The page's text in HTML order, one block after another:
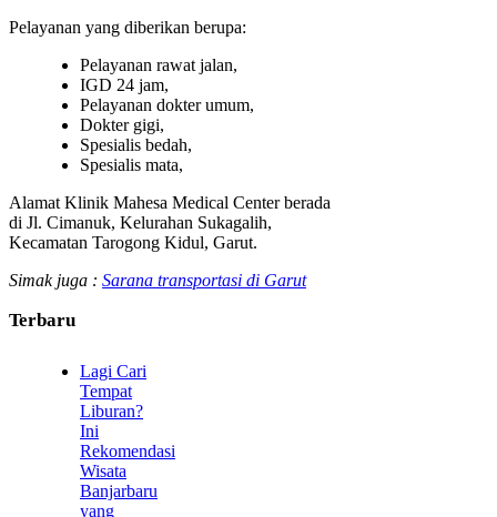
Pelayanan yang diberikan berupa:
Pelayanan rawat jalan,
IGD 24 jam,
Pelayanan dokter umum,
Dokter gigi,
Spesialis bedah,
Spesialis mata,
Alamat Klinik Mahesa Medical Center berada
di Jl. Cimanuk, Kelurahan Sukagalih,
Kecamatan Tarogong Kidul, Garut.
Simak juga : Sarana transportasi di Garut
Terbaru
Lagi Cari
Tempat
Liburan?
Ini
Rekomendasi
Wisata
Banjarbaru
yang